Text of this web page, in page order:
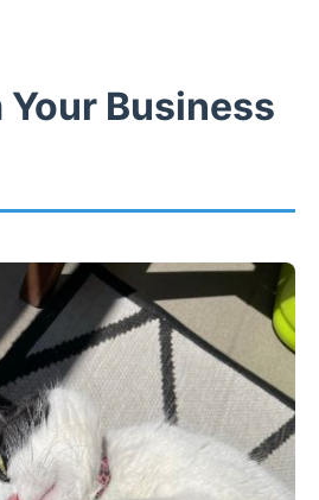
Business